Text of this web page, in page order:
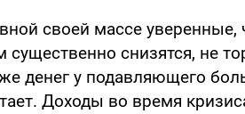
своей массе уверенные,
снизятся, не
денег у подавляющего
Доходы во время